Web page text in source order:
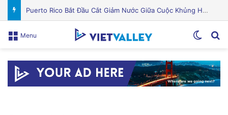
Quỹ Đất Silicon Valley Khởi Động Nâng Cấp Căn Hộ Cũ Kỹ Thuật Hiện Đại
Menu